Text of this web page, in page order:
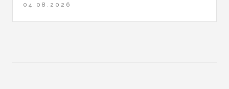
04.08.2026